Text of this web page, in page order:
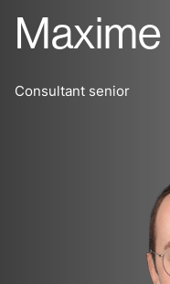
Consultant senior